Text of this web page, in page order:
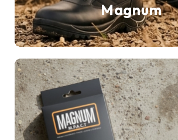
Magnum